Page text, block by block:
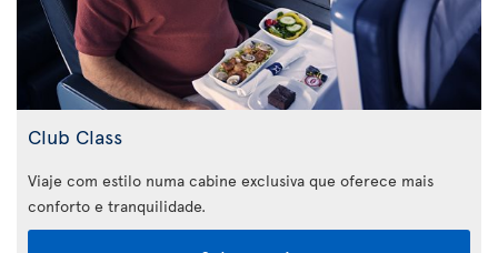
Club Class
Viaje com estilo numa cabine exclusiva que oferece mais
conforto e tranquilidade.